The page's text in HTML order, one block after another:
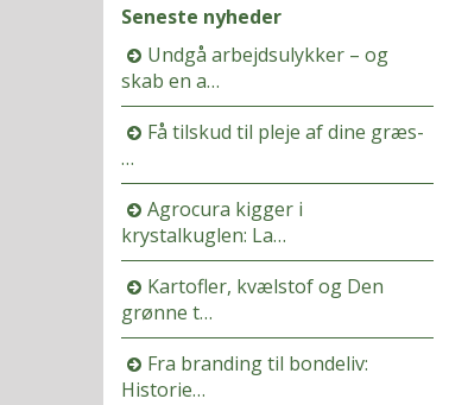
Seneste nyheder
Undgå arbejdsulykker – og
skab en a…
Få tilskud til pleje af dine græs-
…
Agrocura kigger i
krystalkuglen: La…
Kartofler, kvælstof og Den
grønne t…
Fra branding til bondeliv:
Historie…